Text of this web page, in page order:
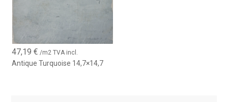
47,19€ /m2 TVA incl.
Antique Turquoise 14,7×14,7